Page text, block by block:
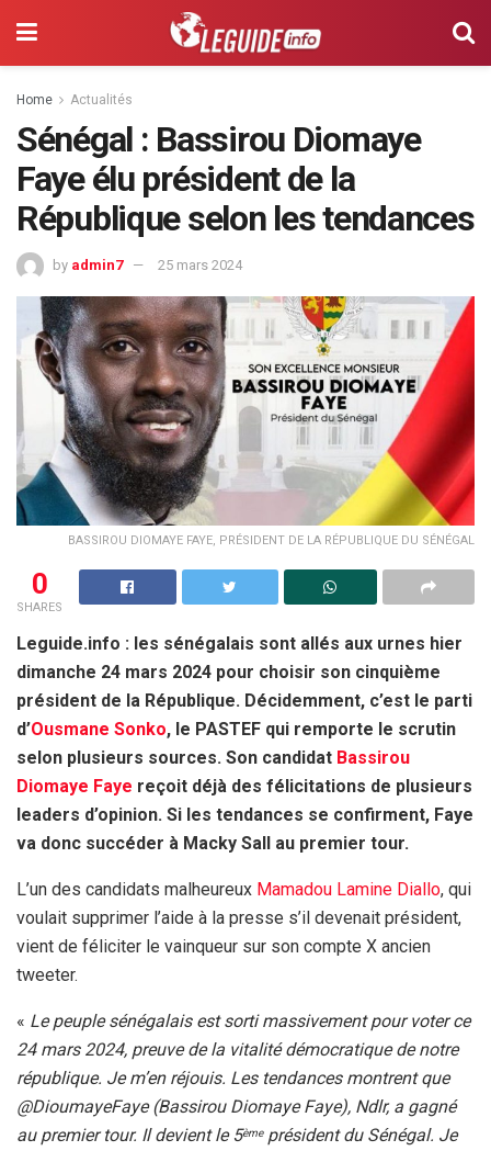
Home Actualités
Sénégal : Bassirou Diomaye
Faye élu président de la
République selon les tendances
by admin7 25 mars 2024
BASSIROU DIOMAYE FAYE, PRÉSIDENT DE LA RÉPUBLIQUE DU SÉNÉGAL
0
SHARES
Leguide.info : les sénégalais sont allés aux urnes hier
dimanche 24 mars 2024 pour choisir son cinquième
président de la République. Décidemment, c’est le parti
d’Ousmane Sonko, le PASTEF qui remporte le scrutin
selon plusieurs sources. Son candidat Bassirou
Diomaye Faye reçoit déjà des félicitations de plusieurs
leaders d’opinion. Si les tendances se confirment, Faye
va donc succéder à Macky Sall au premier tour.
L’un des candidats malheureux Mamadou Lamine Diallo, qui
voulait supprimer l’aide à la presse s’il devenait président,
vient de féliciter le vainqueur sur son compte X ancien
tweeter.
« Le peuple sénégalais est sorti massivement pour voter ce
24 mars 2024, preuve de la vitalité démocratique de notre
république. Je m’en réjouis. Les tendances montrent que
@DioumayeFaye (Bassirou Diomaye Faye), Ndlr, a gagné
au premier tour. Il devient le 5èmeprésident du Sénégal. Je